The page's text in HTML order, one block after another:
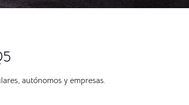
autónomos y empresas.